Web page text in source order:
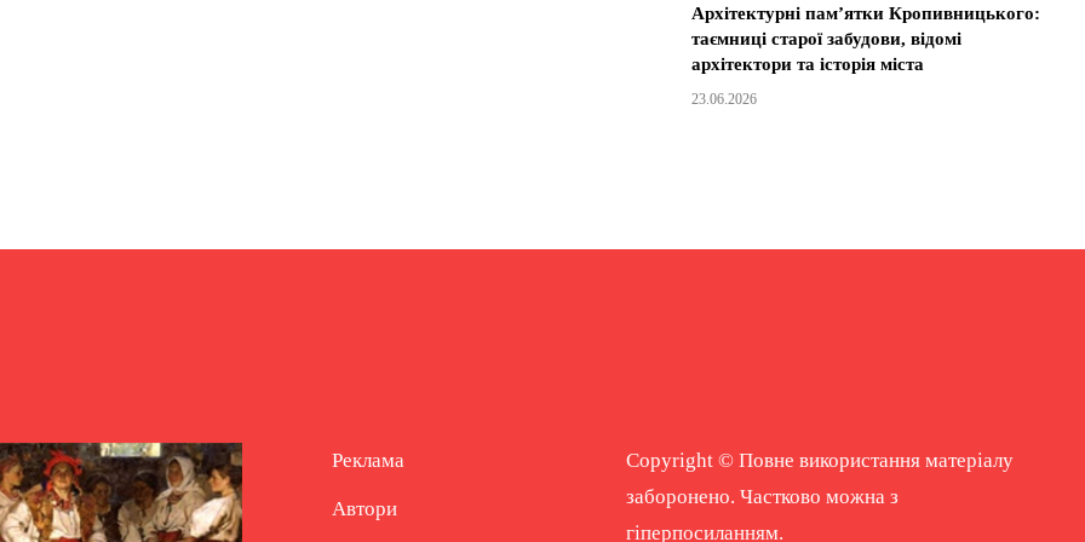
Архітектурні пам’ятки Кропивницького:
таємниці старої забудови, відомі
архітектори та історія міста
23.06.2026
Реклама
Автори
Copyright © Повне використання матеріалу
заборонено. Частково можна з
гіперпосиланням.